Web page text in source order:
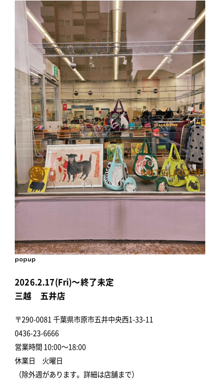
popup
2026.2.17(Fri)～終了未定
三越 五井店
〒290-0081 千葉県市原市五井中央西1-33-11
0436-23-6666
営業時間 10:00～18:00
休業日 火曜日
（除外週があります。詳細は店舗まで）